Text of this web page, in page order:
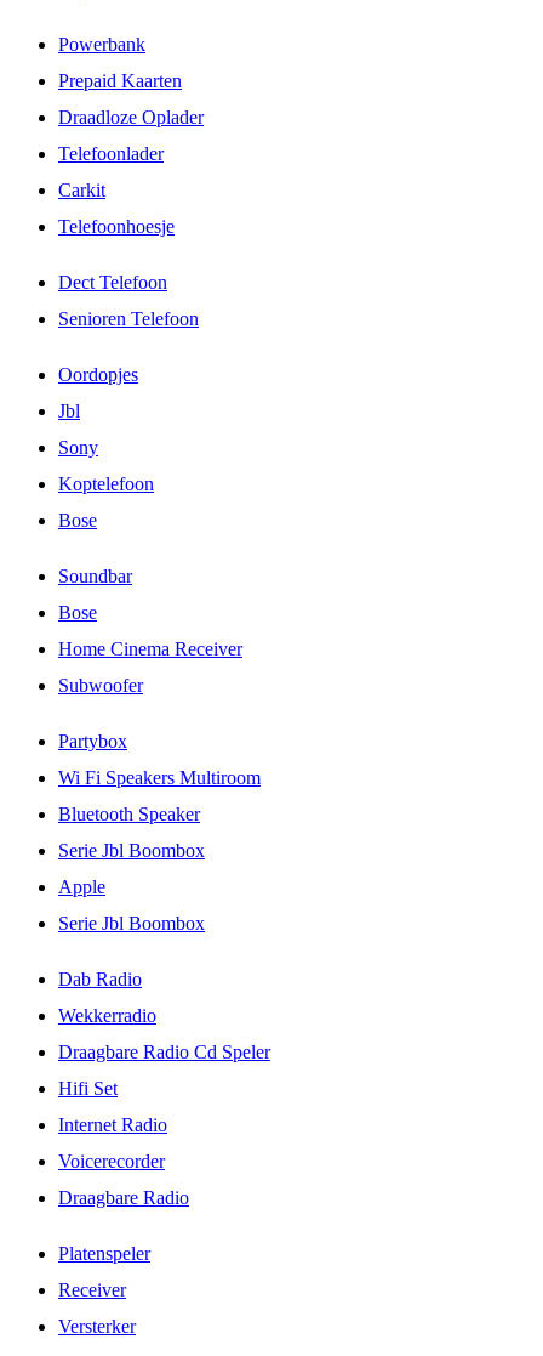
Powerbank
Prepaid Kaarten
Draadloze Oplader
Telefoonlader
Carkit
Telefoonhoesje
Dect Telefoon
Senioren Telefoon
Oordopjes
Jbl
Sony
Koptelefoon
Bose
Soundbar
Bose
Home Cinema Receiver
Subwoofer
Partybox
Wi Fi Speakers Multiroom
Bluetooth Speaker
Serie Jbl Boombox
Apple
Serie Jbl Boombox
Dab Radio
Wekkerradio
Draagbare Radio Cd Speler
Hifi Set
Internet Radio
Voicerecorder
Draagbare Radio
Platenspeler
Receiver
Versterker